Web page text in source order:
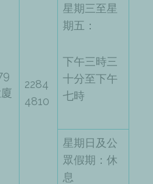
2284
4810
星期三至星
期五：
下午三時三
十分至下午
七時
星期日及公
眾假期：休
息